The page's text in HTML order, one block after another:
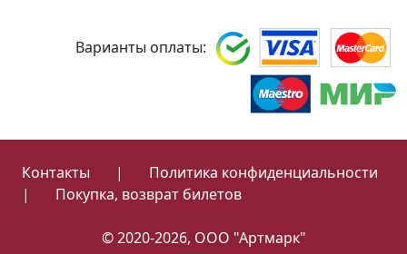
Варианты оплаты:
Контакты |
Политика конфиденциальности
|
Покупка, возврат билетов
© 2020-2026, ООО "Артмарк"